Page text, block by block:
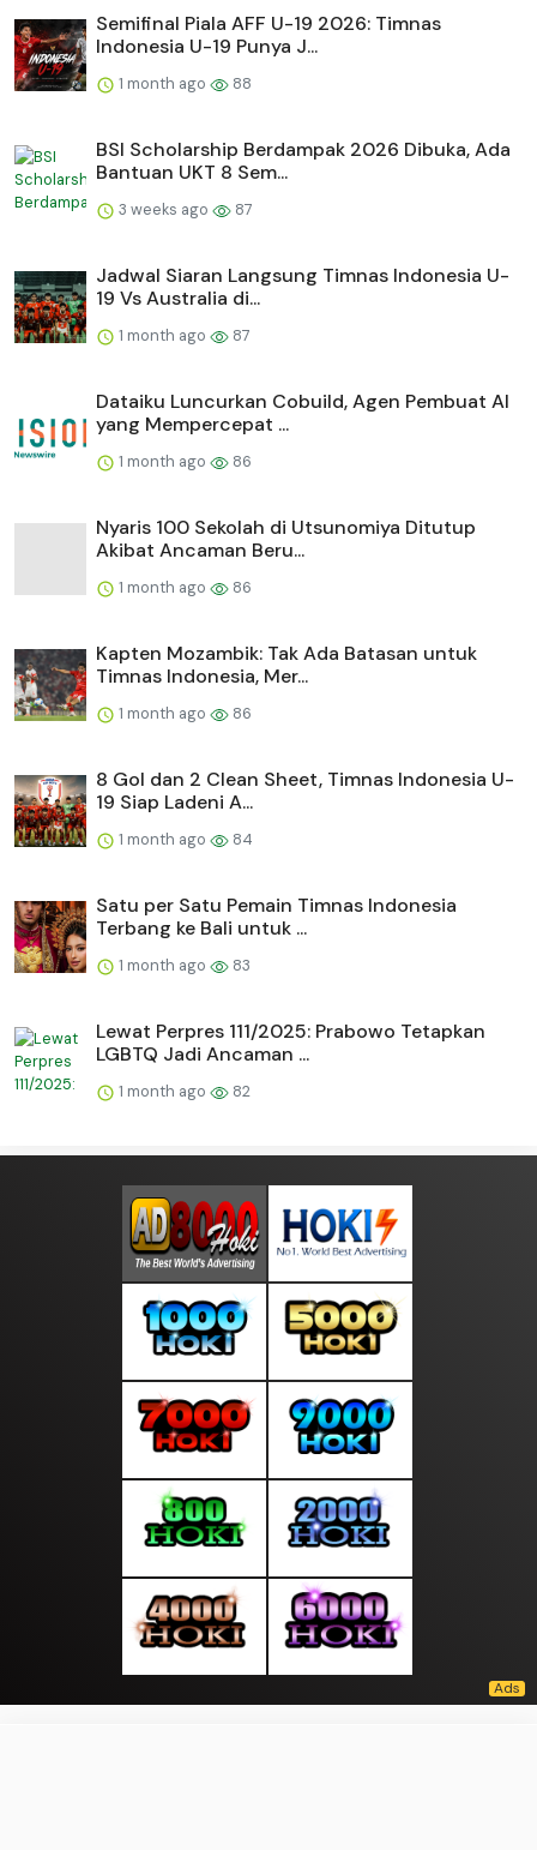
Semifinal Piala AFF U-19 2026: Timnas
Indonesia U-19 Punya J...
1 month ago 88
BSI Scholarship Berdampak 2026 Dibuka, Ada
Bantuan UKT 8 Sem...
3 weeks ago 87
Jadwal Siaran Langsung Timnas Indonesia U-
19 Vs Australia di...
1 month ago 87
Dataiku Luncurkan Cobuild, Agen Pembuat AI
yang Mempercepat ...
1 month ago 86
Nyaris 100 Sekolah di Utsunomiya Ditutup
Akibat Ancaman Beru...
1 month ago 86
Kapten Mozambik: Tak Ada Batasan untuk
Timnas Indonesia, Mer...
1 month ago 86
8 Gol dan 2 Clean Sheet, Timnas Indonesia U-
19 Siap Ladeni A...
1 month ago 84
Satu per Satu Pemain Timnas Indonesia
Terbang ke Bali untuk ...
1 month ago 83
Lewat Perpres 111/2025: Prabowo Tetapkan
LGBTQ Jadi Ancaman ...
1 month ago 82